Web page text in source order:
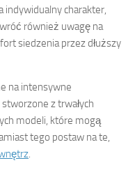
charakter,
również uwagę na
siedzenia przez dłuższy
na intensywne
z trwałych
modeli, które mogą
tego postaw na te,